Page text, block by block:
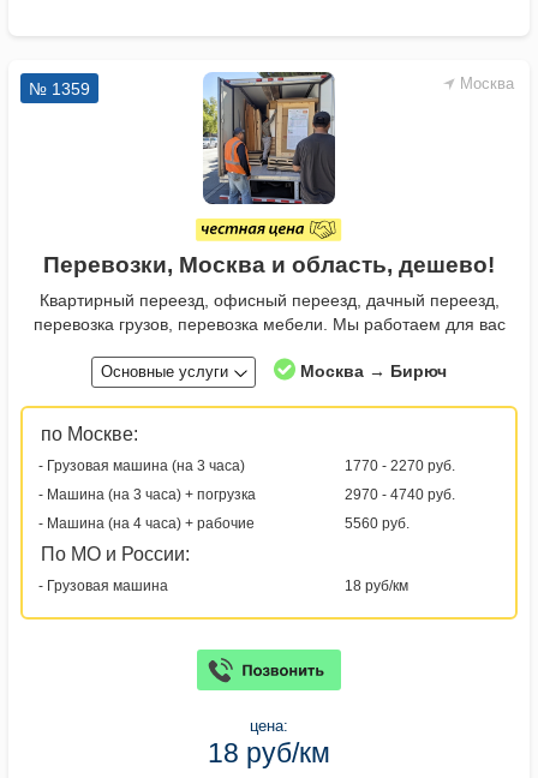
Москва
№ 1359
Перевозки, Москва и область, дешево!
Квартирный переезд, офисный переезд, дачный переезд,
перевозка грузов, перевозка мебели. Мы работаем для вас
Основные услуги Москва → Бирюч
по Москве:
- Грузовая машина (на 3 часа)
1770 - 2270 руб.
- Машина (на 3 часа) + погрузка
2970 - 4740 руб.
- Машина (на 4 часа) + рабочие
5560 руб.
По МО и России:
- Грузовая машина 18 руб/км
цена:
18 руб/км